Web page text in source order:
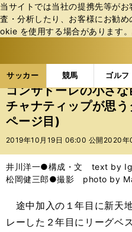
当サイトでは当社の提携先等が
査・分析したり、お客様にお勧
okie を使⽤する場合があります。
サッカー 競馬 ゴルフ
ス
ポ
ル
テ
ー
バ
サッカーの記事一覧
コンサドーレの小さ
チャナティップが思
ページ目)
2019年10月19日 06:00 公開 2020年
井川洋一●構成・文 text by
松岡健三郎●撮影 photo by
途中加入の１年目に新天
レーした２年目にリーグベ